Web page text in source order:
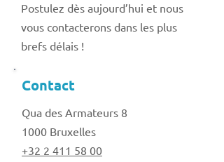
Postulez dès aujourd’hui et nous
vous contacterons dans les plus
brefs délais !
Contact
Qua des Armateurs 8
1000 Bruxelles
+32 2 411 58 00